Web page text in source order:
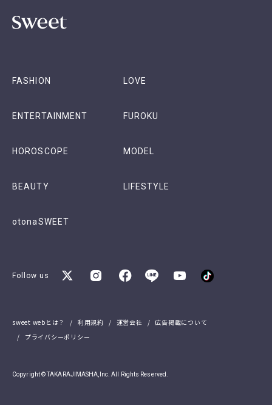
FASHION LOVE
ENTERTAINMENT FUROKU
HOROSCOPE MODEL
BEAUTY LIFESTYLE
otonaSWEET
Follow us
sweet webとは？ 利用規約 運営会社
広告掲載について
プライバシーポリシー
Copyright © TAKARAJIMASHA,Inc. All Rights Reserved.